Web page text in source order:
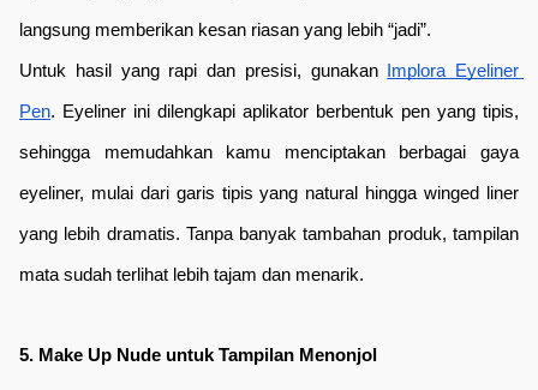
langsung memberikan kesan riasan yang lebih “jadi”.
Untuk hasil yang rapi dan presisi, gunakan Implora Eyeliner
Pen. Eyeliner ini dilengkapi aplikator berbentuk pen yang tipis,
sehingga memudahkan kamu menciptakan berbagai gaya
eyeliner, mulai dari garis tipis yang natural hingga winged liner
yang lebih dramatis. Tanpa banyak tambahan produk, tampilan
mata sudah terlihat lebih tajam dan menarik.
5. Make Up Nude untuk Tampilan Menonjol